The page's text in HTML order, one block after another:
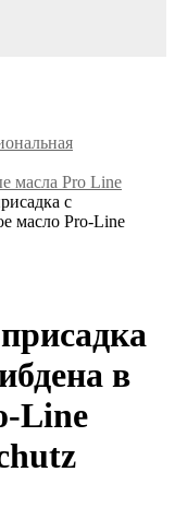
масла Pro Line
с
масло Pro-Line
в
Line